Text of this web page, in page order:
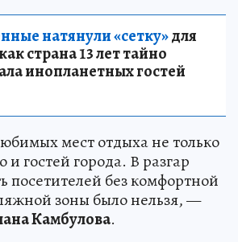
натянули «сетку»для
страна 13 лет тайно
инопланетных гостей
мест отдыха не только
гостей города. В разгар
посетителей без комфортной
зоны было нельзя, —
Камбулова.